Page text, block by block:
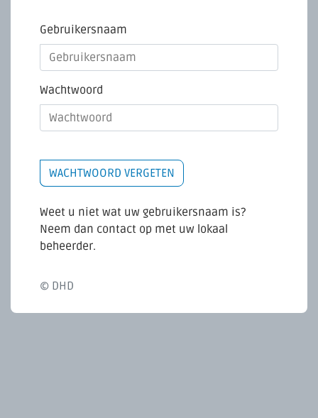
Gebruikersnaam
Wachtwoord
INLOGGEN
WACHTWOORD VERGETEN
Weet u niet wat uw gebruikersnaam is?
Neem dan contact op met uw lokaal
beheerder.
© DHD